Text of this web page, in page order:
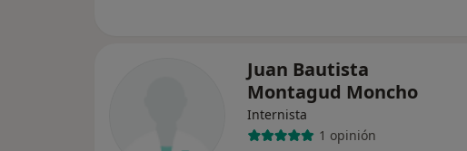
Juan Bautista
Montagud Moncho
Internista
1 opinión